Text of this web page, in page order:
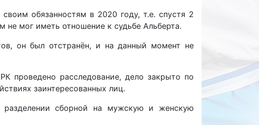
обязанностям в 2020 году, т.е. спустя 2
не мог иметь отношение к судьбе Альберта.
он был отстранён, и на данный момент не
проведено расследование, дело закрыто по
заинтересованных лиц.
разделении сборной на мужскую и женскую